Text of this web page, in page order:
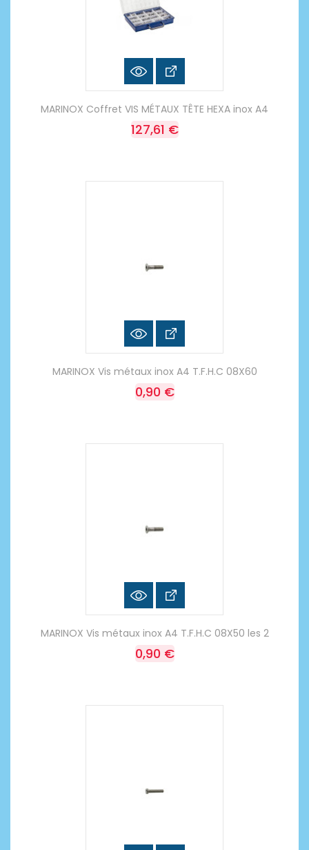
MARINOX Coffret VIS MÉTAUX TÊTE HEXA inox A4
127,61 €
MARINOX Vis métaux inox A4 T.F.H.C 08X60
0,90 €
MARINOX Vis métaux inox A4 T.F.H.C 08X50 les 2
0,90 €